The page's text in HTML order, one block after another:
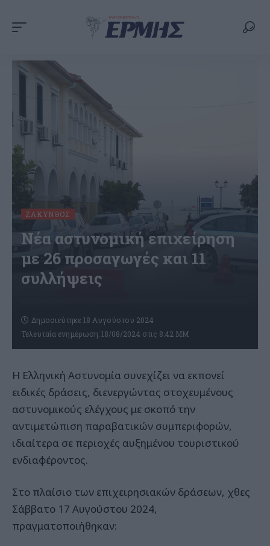
ΖΆΚΥΝΘΟΣ
Νέα αστυνομική επιχείρηση
με 26 προσαγωγές και 11
συλλήψεις
Τελευταία ενημέρωση: 18/08/2024 στις 8:42 ΜΜ
Δημοσιεύτηκε 18 Αυγούστου 2024
Η Ελληνική Αστυνομία συνεχίζει να εκπονεί
ειδικές δράσεις, διενεργώντας στοχευμένους
αστυνομικούς ελέγχους με σκοπό την
αντιμετώπιση παραβατικών συμπεριφορών,
ιδιαίτερα σε περιοχές αυξημένου τουριστικού
ενδιαφέροντος.
Στο πλαίσιο των επιχειρησιακών δράσεων, χθες
Σάββατο 17 Αυγούστου 2024,
πραγματοποιήθηκαν: